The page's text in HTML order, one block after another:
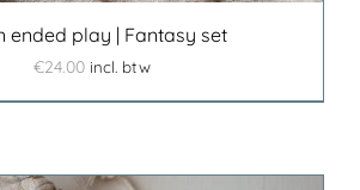
ended play | Fantasy set
€24.00 incl. btw